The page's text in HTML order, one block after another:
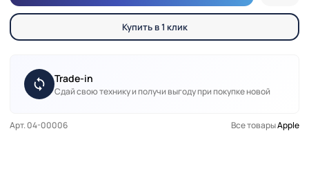
Купить в 1 клик
Trade-in
Сдай свою технику и получи выгоду при покупке новой
Арт. 04-00006 Все товарыApple